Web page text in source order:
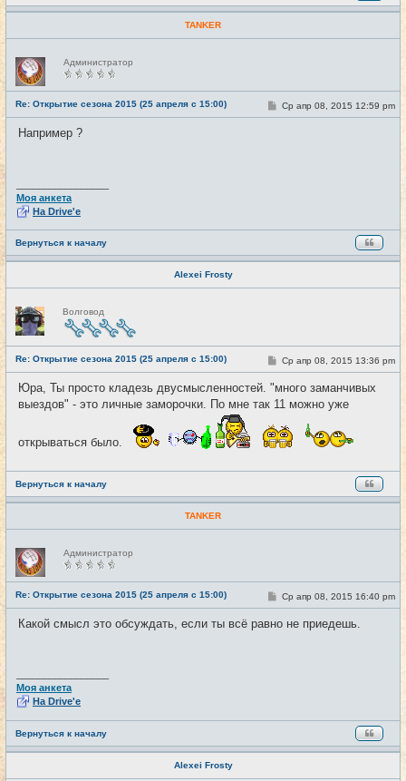
TANKER
Н
е
в
с
е
т
и
Администратор
Re: Открытие сезона 2015 (25 апреля с 15:00) #27
С
о
Ср апр 08, 2015 12:59 pm
Например ?
Моя анкета
На Drive'e
Вернуться к началу
Alexei Frosty
Н
е
в
с
е
т
и
Волговод
Re: Открытие сезона 2015 (25 апреля с 15:00) #28
С
о
б
щ
н
и
е
Ср апр 08, 2015 13:36 pm
Юра, Ты просто кладезь двусмысленностей. "много заманчивых
выездов" - это личные заморочки. По мне так 11 можно уже
открываться было.
Вернуться к началу
TANKER
Н
е
в
с
е
т
и
Администратор
Re: Открытие сезона 2015 (25 апреля с 15:00) #29
С
о
б
Ср апр 08, 2015 16:40 pm
Какой смысл это обсуждать, если ты всё равно не приедешь.
Моя анкета
На Drive'e
Вернуться к началу
Alexei Frosty